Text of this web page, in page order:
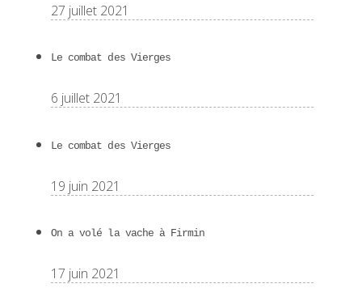
27 juillet 2021
Le combat des Vierges
6 juillet 2021
Le combat des Vierges
19 juin 2021
On a volé la vache à Firmin
17 juin 2021